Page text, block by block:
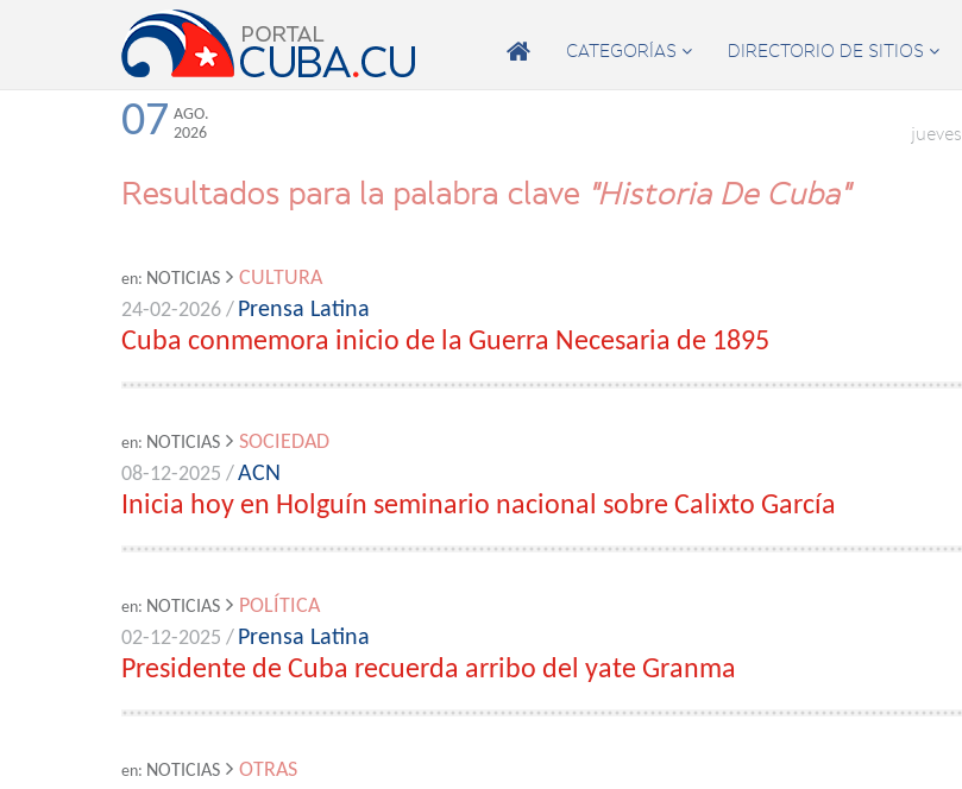
 CATEGORÍAS  DIRECTORIO DE SITIOS 
07 AGO.
2026
jueves
Resultados para la palabra clave "Historia De Cuba"
en: NOTICIAS
CULTURA
24-02-2026 / Prensa Latina
Cuba conmemora inicio de la Guerra Necesaria de 1895
en: NOTICIAS
SOCIEDAD
08-12-2025 /ACN
Inicia hoy en Holguín seminario nacional sobre Calixto García
en: NOTICIAS
POLÍTICA
02-12-2025 / Prensa Latina
Presidente de Cuba recuerda arribo del yate Granma
en: NOTICIAS
OTRAS